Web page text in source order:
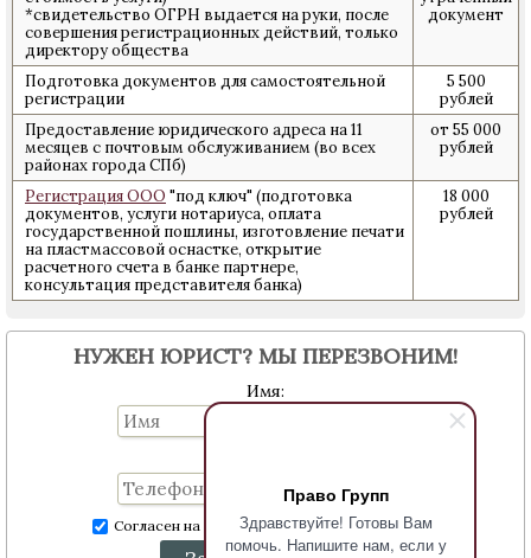
Право Групп
Здравствуйте! Готовы Вам
помочь. Напишите нам, если у
*свидетельство ОГРН выдается на руки, после
совершения регистрационных действий, только
директору общества
документ
Подготовка документов для самостоятельной
регистрации
5 500
рублей
Предоставление юридического адреса на 11
месяцев с почтовым обслуживанием (во всех
районах города СПб)
от 55 000
рублей
Регистрация ООО "под ключ" (подготовка
документов, услуги нотариуса, оплата
государственной пошлины, изготовление печати
на пластмассовой оснастке, открытие
расчетного счета в банке партнере,
консультация представителя банка)
18 000
рублей
НУЖЕН ЮРИСТ? МЫ ПЕРЕЗВОНИМ!
Имя:
Согласен на обработку персональных данных